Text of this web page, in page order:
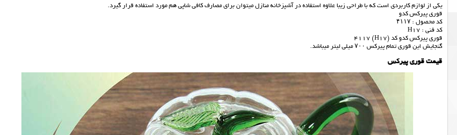
یکی از لوازم کاربردی است که با طراحی زیبا علاوه استفاده در آشپزخانه منازل میتوان برای مصارف کافی شاپی هم مورد استفاده قرار گیرد.
قوری پیرکس کدو
کد محصول : ۴۱۱۷
کد فنی : H17
قوری پیرکس کدو کد (H17) 4117
گنجایش این قوری تمام پیرکس ۷۰۰ میلی لیتر میباشد.
قیمت قوری پیرکس